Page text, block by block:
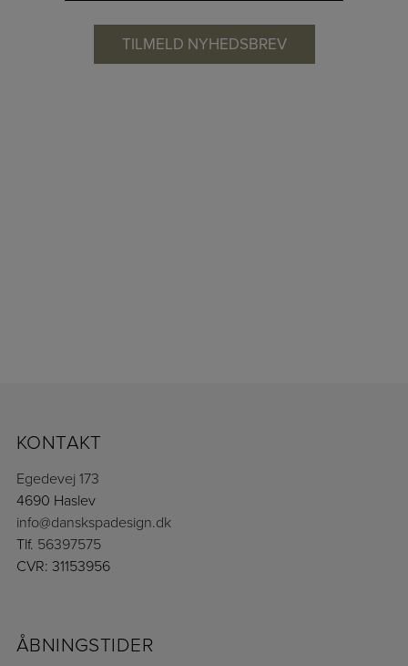
KONTAKT
Egedevej 173
4690 Haslev
info@danskspadesign.dk
Tlf. 56397575
CVR: 31153956
ÅBNINGSTIDER